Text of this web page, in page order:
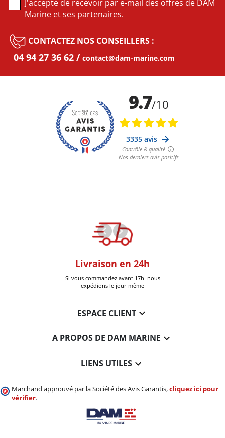
Livraison en 24h
Si vous commandez avant 17h nous
expédions le jour même
J'accepte de recevoir par e-mail des offres de DAM
Marine et ses partenaires.
CONTACTEZ NOS CONSEILLERS :
04 94 27 36 62 contact@dam-marine.com
ESPACE CLIENT
A PROPOS DE DAM MARINE 
LIENS UTILES 
Marchand approuvé par la Société des Avis Garantis,cliquez ici pour
vérifier.